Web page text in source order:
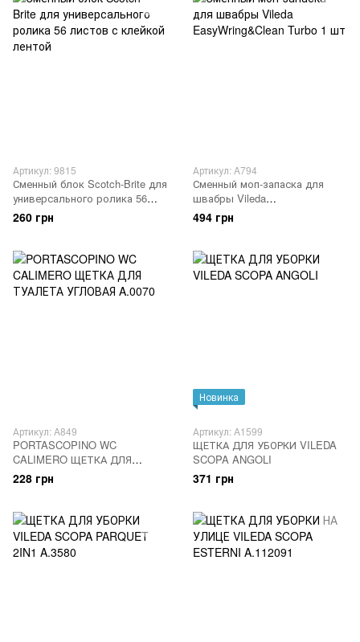
Артикул: 9815
Сменный блок Scotch-Brite для
универсального ролика 56
листов с клейкой лентой
260 грн
Артикул: A794
Сменный моп-запаска для
швабры Vileda
EasyWring&Clean Turbo 1 шт
494 грн
Артикул: A849
PORTASCOPINO WC
CALIMERO ЩЕТКА ДЛЯ
228 грн
Новинка
Артикул: A1599
ЩЕТКА ДЛЯ УБОРКИ VILEDA
SCOPA ANGOLI
371 грн